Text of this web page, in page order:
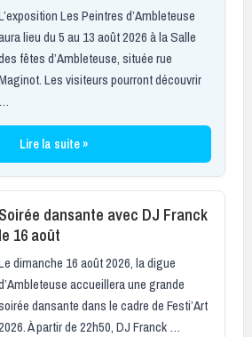
Les Peintres d’Ambleteuse
lieu du 5 au 13 août 2026 à la Salle
fêtes d’Ambleteuse, située rue
Les visiteurs pourront découvrir
…
Lire la suite »
Soirée dansante avec DJ Franck
le 16 août
dimanche 16 août 2026, la digue
accueillera une grande
dansante dans le cadre de Festi’Art
À partir de 22h50, DJ Franck …